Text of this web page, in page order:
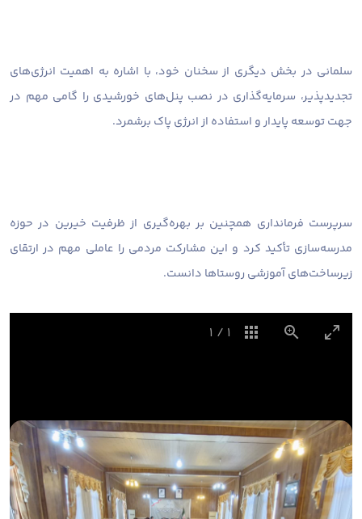
سلمانی در بخش دیگری از سخنان خود، با اشاره به اهمیت انرژی‌های
تجدیدپذیر، سرمایه‌گذاری در نصب پنل‌های خورشیدی را گامی مهم در
جهت توسعه پایدار و استفاده از انرژی پاک برشمرد.
سرپرست فرمانداری همچنین بر بهره‌گیری از ظرفیت خیرین در حوزه
مدرسه‌سازی تأکید کرد و این مشارکت مردمی را عاملی مهم در ارتقای
زیرساخت‌های آموزشی روستاها دانست.
1
/
1